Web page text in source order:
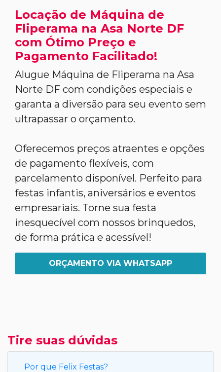
Locação de Máquina de
Fliperama na Asa Norte DF
com Ótimo Preço e
Pagamento Facilitado!
Alugue Máquina de Fliperama na Asa
Norte DF com condições especiais e
garanta a diversão para seu evento sem
ultrapassar o orçamento.
Oferecemos preços atraentes e opções
de pagamento flexíveis, com
parcelamento disponível. Perfeito para
festas infantis, aniversários e eventos
empresariais. Torne sua festa
inesquecível com nossos brinquedos,
de forma prática e acessível!
ORÇAMENTO VIA WHATSAPP
Tire suas dúvidas
Por que Felix Festas?